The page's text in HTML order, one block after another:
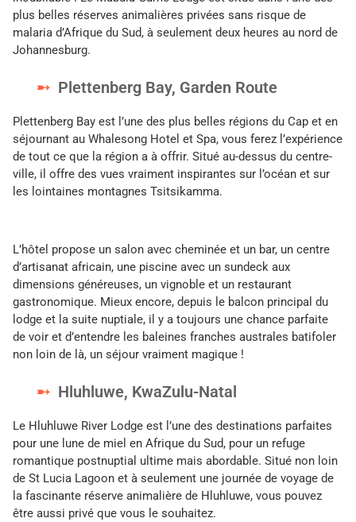
plus belles réserves animalières privées sans risque de
malaria d’Afrique du Sud, à seulement deux heures au nord de
Johannesburg.
Plettenberg Bay, Garden Route
Plettenberg Bay est l’une des plus belles régions du Cap et en
séjournant au Whalesong Hotel et Spa, vous ferez l’expérience
de tout ce que la région a à offrir. Situé au-dessus du centre-
ville, il offre des vues vraiment inspirantes sur l’océan et sur
les lointaines montagnes Tsitsikamma.
L’hôtel propose un salon avec cheminée et un bar, un centre
d’artisanat africain, une piscine avec un sundeck aux
dimensions généreuses, un vignoble et un restaurant
gastronomique. Mieux encore, depuis le balcon principal du
lodge et la suite nuptiale, il y a toujours une chance parfaite
de voir et d’entendre les baleines franches australes batifoler
non loin de là, un séjour vraiment magique !
Hluhluwe, KwaZulu-Natal
Le Hluhluwe River Lodge est l’une des destinations parfaites
pour une lune de miel en Afrique du Sud, pour un refuge
romantique postnuptial ultime mais abordable. Situé non loin
de St Lucia Lagoon et à seulement une journée de voyage de
la fascinante réserve animalière de Hluhluwe, vous pouvez
être aussi privé que vous le souhaitez.